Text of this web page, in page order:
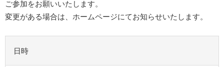
ご参加をお願いいたします。
変更がある場合は、ホームページにてお知らせいたします。
日時